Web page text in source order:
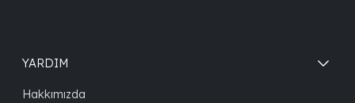
YARDIM
Hakkımızda